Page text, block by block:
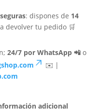
: dispones de 14
devolver tu pedido 🛒
24/7 por WhatsApp 📲o
✉️ |
adicional